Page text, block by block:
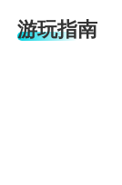
游玩指南